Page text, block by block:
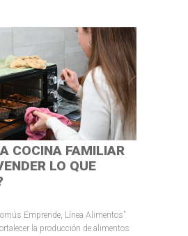
COCINA FAMILIAR
LO QUE
Emprende, Línea Alimentos”
la producción de alimentos